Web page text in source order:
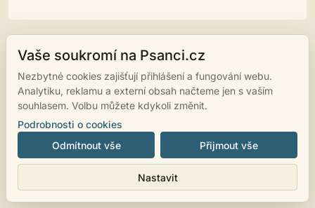
© 2007 - 2026 psanci.cz Nastavení cookies •
byLUKiO
Vaše soukromí na Psanci.cz
Nezbytné cookies zajišťují přihlášení a fungování webu.
Analytiku, reklamu a externí obsah načteme jen s vaším
souhlasem. Volbu můžete kdykoli změnit.
Podrobnosti o cookies
Odmítnout vše
Nastavit
Přijmout vše